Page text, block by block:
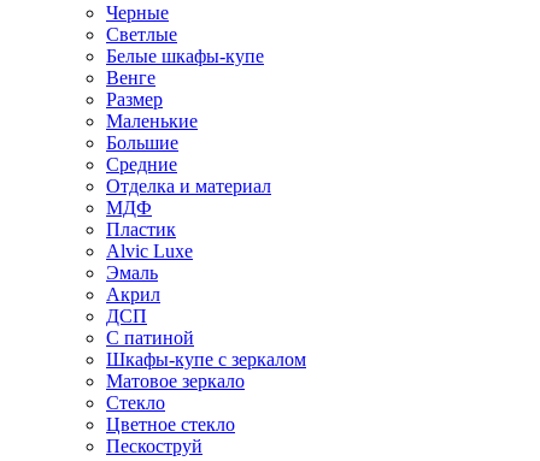
Черные
Светлые
Белые шкафы-купе
Венге
Размер
Маленькие
Большие
Средние
Отделка и материал
МДФ
Пластик
Alvic Luxe
Эмаль
Акрил
ДСП
С патиной
Шкафы-купе с зеркалом
Матовое зеркало
Стекло
Цветное стекло
Пескоструй